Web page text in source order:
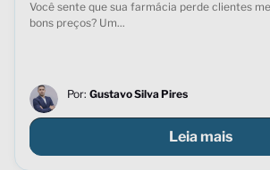
Você sente que sua farmácia perde clientes
bons preços? Um...
Por: Gustavo Silva Pires
Leia mais